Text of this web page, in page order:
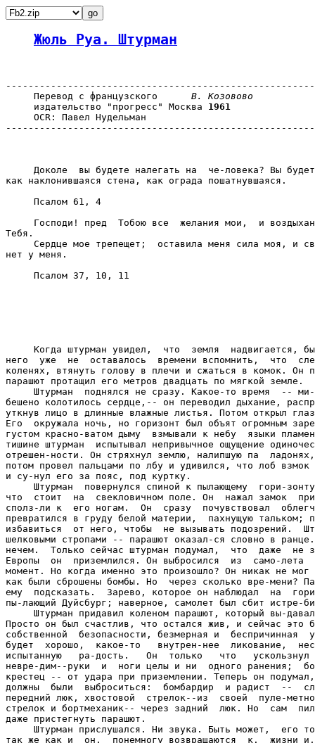
Жюль Руа. Штурман
     Перевод с французского
В. Козовово
     издательство "прогресс" Москва
1961
     OCR: Павел Нудельман
Доколе  вы будете налегать на  че-ловека? Вы
как наклонившаяся стена, как ограда пошатнувшаяся.
     Псалом 61, 4
Господи! пред  Тобою все  желания мои,  и
Тебя.
Сердце мое трепещет;  оставила меня сила моя, и
нет у меня.
     Псалом 37, 10, 11
Когда штурман увидел,  что  земля  надвигается,
него  уже  не  оставалось  времени вспомнить,  что
коленях, втянуть голову в плечи и сжаться в комок. Он
парашют протащил его метров двадцать по мягкой земле.
Штурман  поднялся не сразу. Какое-то время  --
бешено колотилось сердце,-- он переводил дыхание,
уткнув лицо в длинные влажные листья. Потом открыл
Его  окружала ночь, но горизонт был объят огромным
густом красно-ватом дыму  взмывали к небу  языки
тишине штурман  испытывал непривычное ощущение
отрешен-ности. Он стряхнул землю, налипшую па
потом провел пальцами по лбу и удивился, что лоб
и су-нул его за пояс, под куртку.
Штурман  повернулся спиной к пылающему  гори-
что  стоит  на  свекловичном поле. Он  нажал замок
сполз-ли к  его ногам.  Он  сразу  почувствовал
превратился в груду белой материи,  пахнущую тальком;
избавиться  от него, чтобы  не вызывать подозрений.
шелковыми стропами -- парашют оказал-ся словно в
нечем.  Только сейчас штурман подумал,  что  даже  не
Европы  он  приземлился. Он выбросился  из  само-лета
момент. Но когда именно это произошло? Он никак не мог
как были сброшены бомбы. Но  через сколько вре-мени?
ему  подсказать.  Зарево, которое он наблюдал  на
пы-лающий Дуйсбург; наверное, самолет был сбит истре-
Штурман придавил коленом парашют, который вы-
Просто он был счастлив, что остался жив, и сейчас это
собственной  безопасности, безмерная и  беспричинная
будет  хорошо,  какое-то   внутрен-нее  ликование,
испытанную   ра-дость.   Он  только   что
невре-дим--руки  и  ноги целы и ни  одного ранения;
крестец -- от удара при приземлении. Теперь он
должны  были  выброситься:  бомбардир  и радист  --
передний люк, хвостовой  стрелок--из  своей  пуле-
стрелок и бортмеханик-- через задний  люк. Но  сам
даже пристегнуть парашют.
Штурман прислушался. Ни звука. Быть может,  его
так же как и  он,  понемногу возвращаются  к.  жизни